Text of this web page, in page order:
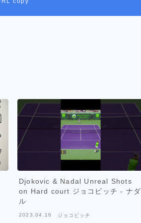
Djokovic & Nadal Unreal Shots
on Hard court ジョコビッチ - ナダ
ル
2023.04.16 ジョコビッチ